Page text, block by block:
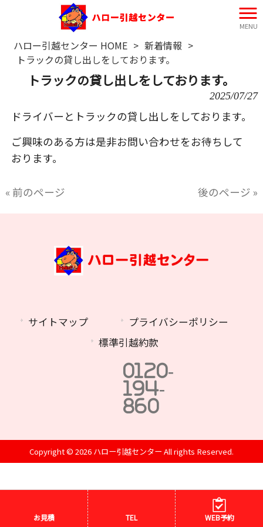
MENU
ハロー引越センター HOME > 新着情報 >
トラックの貸し出しをしております。
トラックの貸し出しをしております。
2025/07/27
ドライバーとトラックの貸し出しをしております。
ご興味のある方は是非お問い合わせをお待ちして
おります。
« 前のページ 後のページ »
サイトマップ
プライバシーポリシー
標準引越約款
0120-
194-
860
Copyright © 2026 ハロー引越センター All rights Reserved.
お見積 TEL WEB予約